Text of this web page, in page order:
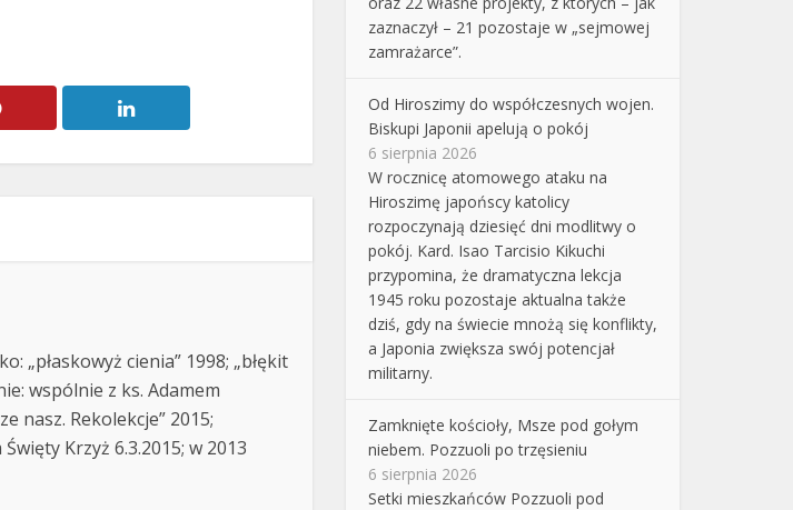
„płaskowyż cienia” 1998; „błękit
wspólnie z ks. Adamem
nasz. Rekolekcje” 2015;
Krzyż 6.3.2015; w 2013
zaznaczył – 21 pozostaje w „sejmowej
zamrażarce”.
Od Hiroszimy do współczesnych wojen.
Biskupi Japonii apelują o pokój
6 sierpnia 2026
W rocznicę atomowego ataku na
Hiroszimę japońscy katolicy
rozpoczynają dziesięć dni modlitwy o
pokój. Kard. Isao Tarcisio Kikuchi
przypomina, że dramatyczna lekcja
1945 roku pozostaje aktualna także
dziś, gdy na świecie mnożą się konflikty,
a Japonia zwiększa swój potencjał
militarny.
Zamknięte kościoły, Msze pod gołym
niebem. Pozzuoli po trzęsieniu
6 sierpnia 2026
Setki mieszkańców Pozzuoli pod